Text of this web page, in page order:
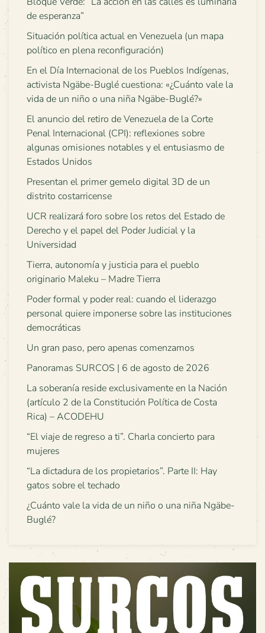
de esperanza”
Situación política actual en Venezuela (un mapa
político en plena reconfiguración)
En el Día Internacional de los Pueblos Indígenas,
activista Ngäbe-Buglé cuestiona: «¿Cuánto vale la
vida de un niño o una niña Ngäbe-Buglé?»
El anuncio del retiro de Venezuela de la Corte
Penal Internacional (CPI): reflexiones sobre
algunas omisiones notables y el entusiasmo de
Estados Unidos
Presentan el primer gemelo digital 3D de un
distrito costarricense
UCR realizará foro sobre los retos del Estado de
Derecho y el papel del Poder Judicial y la
Universidad
Tierra, autonomía y justicia para el pueblo
originario Maleku – Madre Tierra
Poder formal y poder real: cuando el liderazgo
personal quiere imponerse sobre las instituciones
democráticas
Un gran paso, pero apenas comenzamos
Panoramas SURCOS | 6 de agosto de 2026
La soberanía reside exclusivamente en la Nación
(artículo 2 de la Constitución Política de Costa
Rica) – ACODEHU
“El viaje de regreso a ti”. Charla concierto para
mujeres
“La dictadura de los propietarios”. Parte II: Hay
gatos sobre el techado
¿Cuánto vale la vida de un niño o una niña Ngäbe-
Buglé?